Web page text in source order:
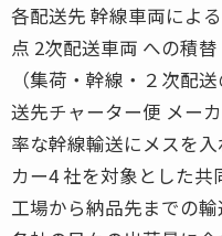
各配送先 幹線車両によ
点 2次配送車両 への積
（集荷・幹線・２次配
送先チャーター便 メー
率な幹線輸送にメスを
カー4 社を対象とした共
工場から納品先までの輸